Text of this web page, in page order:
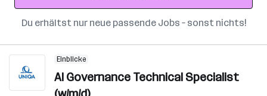
Du erhältst nur neue passende Jobs – sonst nichts!
Einblicke
AI Governance Technical Specialist